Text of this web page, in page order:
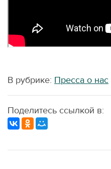
В рубрике: Пресса о нас
Поделитесь ссылкой в: